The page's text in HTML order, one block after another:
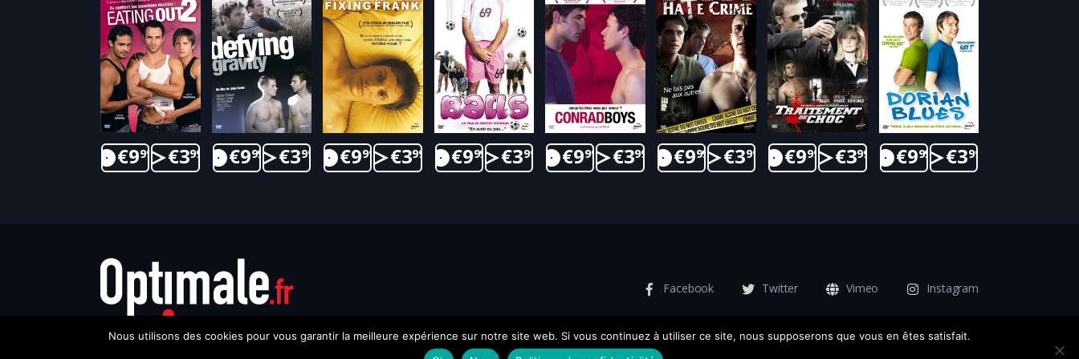
€999 €399 €999 €399 €999 €399 €999 €399 €999 €399 €999 €399 €999 €399 €999 €399
Facebook Twitter Vimeo Instagram
Nous utilisons des cookies pour vous garantir la meilleure expérience sur notre site web. Si vous continuez à utiliser ce site, nous supposerons que vous en êtes satisfait.